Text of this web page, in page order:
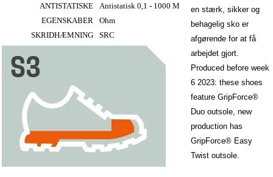
ANTISTATISKE
EGENSKABER
Antistatisk 0,1 - 1000 M
Ohm
SKRIDHÆMNING
SRC
en stærk, sikker og
behagelig sko er
afgørende for at få
arbejdet gjort.
Produced before week
6 2023: these shoes
feature GripForce®
Duo outsole, new
production has
GripForce® Easy
Twist outsole.